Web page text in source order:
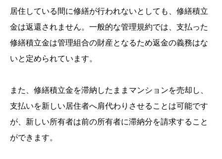
居住している間に修繕が行われないとしても、修繕積立
金は返還されません。一般的な管理規約では、支払った
修繕積立金は管理組合の財産となるため返金の義務はな
いと定められています。
また、修繕積立金を滞納したままマンションを売却し、
支払いを新しい居住者へ肩代わりさせることは可能です
が、新しい所有者は前の所有者に滞納分を請求すること
ができます。